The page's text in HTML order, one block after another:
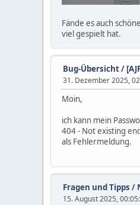
Fände es auch
viel gespielt hat.
Bug-Übersicht/
31. Dezember 2025,
Moin,
ich kann mein
404 - Not existing
als Fehlermeldung.
Fragen und Tipps /
15. August 2025,